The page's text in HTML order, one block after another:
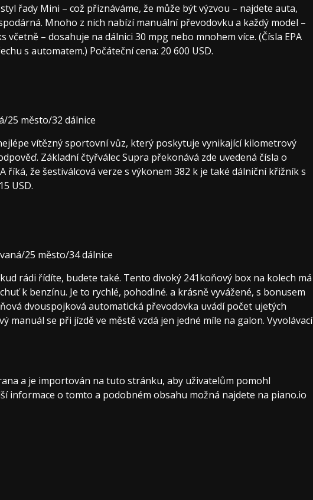
řady Mini – což přiznáváme, že může být výzvou – najdete auta,
Mnoho z nich nabízí manuální převodovku a každý model –
– dosahuje na dálnici 30 mpg nebo mnohem více. (Čísla EPA
s automatem.) Počáteční cena: 20 600 USD.
25 město/32 dálnice
vítězný sportovní vůz, který poskytuje vynikající kilometrový
Základní čtyřválec Supra překonává zde uvedená čísla o
říká, že šestiválcová verze s výkonem 382 k je také dálniční křižník s
USD.
25 město/34 dálnice
rádi řídíte, budete také. Tento divoký 241koňový box na kolech má
k benzínu. Je to rychlé, pohodlné. a krásně vyvážené, s bonusem
dvouspojková automatická převodovka uvádí počet ujetých
manuál se při jízdě ve městě vzdá jen jedné míle na galon. Vyvolávací
a je importován na tuto stránku, aby uživatelům pomohl
informace o tomto a podobném obsahu možná najdete na piano.io